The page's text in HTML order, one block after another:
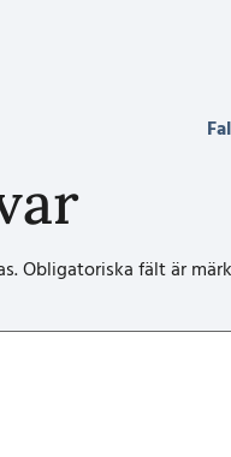
Obligatoriska fält är